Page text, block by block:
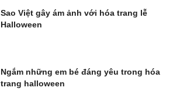
Sao Việt gây ám ảnh với hóa trang lễ
Halloween
Ngắm những em bé đáng yêu trong hóa
trang halloween